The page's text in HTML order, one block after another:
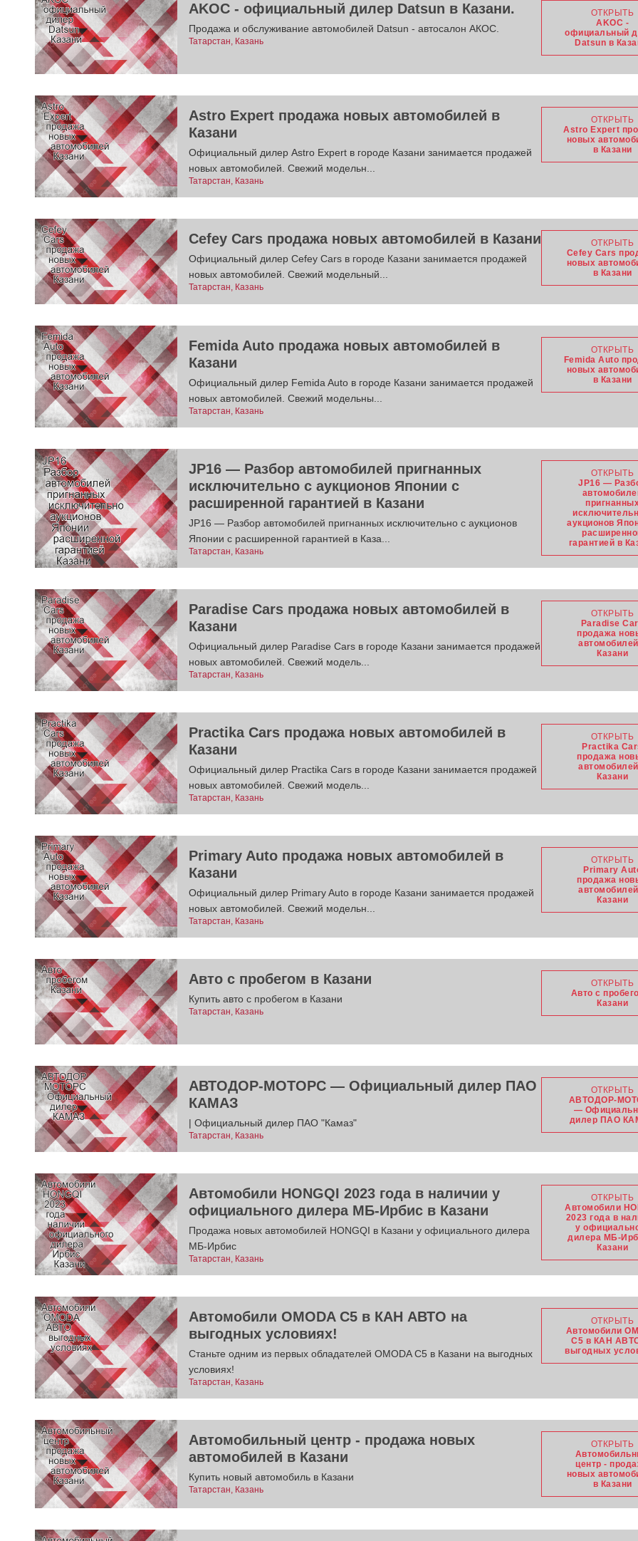
AKOC - официальный дилер Datsun в Казани.
Продажа и обслуживание автомобилей Datsun - автосалон АКОС.
Татарстан, Казань
ОТКРЫТЬ
AKOC -
официальный
Datsun в
Astro Expert продажа новых автомобилей в
Казани
Официальный дилер Astro Expert в городе Казани занимается продажей
новых автомобилей. Свежий модельн...
Татарстан, Казань
ОТКРЫТЬ
Astro Expert
новых
в Казани
Cefey Cars продажа новых автомобилей в Казани
Официальный дилер Cefey Cars в городе Казани занимается продажей
новых автомобилей. Свежий модельный...
Татарстан, Казань
ОТКРЫТЬ
Cefey Cars
новых
в Казани
Femida Auto продажа новых автомобилей в
Казани
Официальный дилер Femida Auto в городе Казани занимается продажей
новых автомобилей. Свежий модельны...
Татарстан, Казань
ОТКРЫТЬ
Femida Auto
новых
в Казани
JP16 — Разбор автомобилей пригнанных
исключительно с аукционов Японии с
расширенной гарантией в Казани
JP16 — Разбор автомобилей пригнанных исключительно с аукционов
Японии с расширенной гарантией в Каза...
Татарстан, Казань
ОТКРЫТЬ
JP16 —
аукционов
гарантией в
Paradise Cars продажа новых автомобилей в
Казани
Официальный дилер Paradise Cars в городе Казани занимается продажей
новых автомобилей. Свежий модель...
Татарстан, Казань
ОТКРЫТЬ
Paradise
продажа
Казани
Practika Cars продажа новых автомобилей в
Казани
Официальный дилер Practika Cars в городе Казани занимается продажей
новых автомобилей. Свежий модель...
Татарстан, Казань
ОТКРЫТЬ
Practika
продажа
Казани
Primary Auto продажа новых автомобилей в
Казани
Официальный дилер Primary Auto в городе Казани занимается продажей
новых автомобилей. Свежий модельн...
Татарстан, Казань
ОТКРЫТЬ
Primary
продажа
Казани
Авто с пробегом в Казани
Купить авто с пробегом в Казани
Татарстан, Казань
ОТКРЫТЬ
Авто с
Казани
АВТОДОР-МОТОРС — Официальный дилер ПАО
КАМАЗ
| Официальный дилер ПАО "Камаз"
Татарстан, Казань
ОТКРЫТЬ
АВТОДОР-
—
дилер ПАО
Автомобили HONGQI 2023 года в наличии у
официального дилера МБ-Ирбис в Казани
Продажа новых автомобилей HONGQI в Казани у официального дилера
МБ-Ирбис
Татарстан, Казань
ОТКРЫТЬ
Автомобили
2023 года в
у
дилера МБ-
Казани
Автомобили OMODA C5 в КАН АВТО на
выгодных условиях!
Станьте одним из первых обладателей OMODA C5 в Казани на выгодных
условиях!
Татарстан, Казань
ОТКРЫТЬ
Автомобили
C5 в КАН
выгодных
Автомобильный центр - продажа новых
автомобилей в Казани
Купить новый автомобиль в Казани
Татарстан, Казань
ОТКРЫТЬ
центр -
новых
в Казани